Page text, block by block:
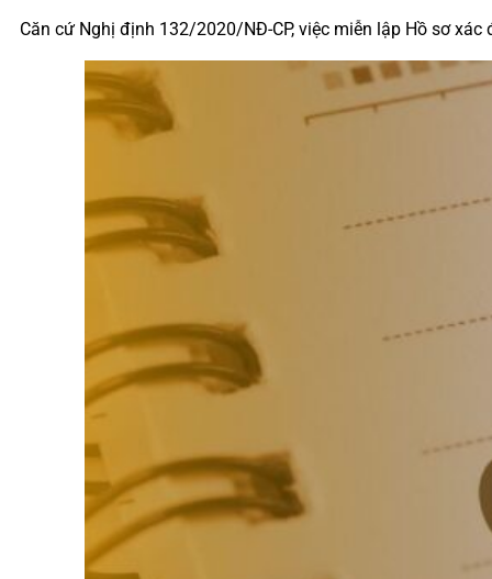
Căn cứ Nghị định 132/2020/NĐ-CP, việc miễn lập Hồ sơ